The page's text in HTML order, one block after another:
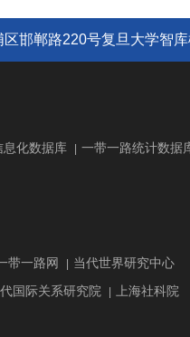
区邯郸路220号复旦大学智
息化数据库
一带一路统计数据
带一路网
当代世界研究中心
国际关系研究院 上海社科院